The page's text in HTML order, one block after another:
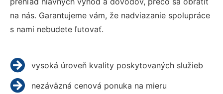
na nás. Garantujeme vám, že nadviazanie spolupráce
s nami nebudete ľutovať.
vysoká úroveň kvality poskytovaných služieb
nezáväzná cenová ponuka na mieru